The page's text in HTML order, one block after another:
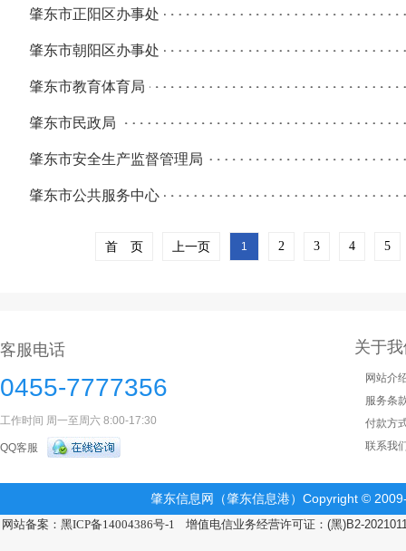
肇东市正阳区办事处
肇东市朝阳区办事处
肇东市教育体育局
肇东市民政局
肇东市安全生产监督管理局
肇东市公共服务中心
首 页 上一页 1 2 3 4 5
客服电话
0455-7777356
工作时间 周一至周六 8:00-17:30
QQ客服
关于
网站介
服务条
付款方
联系我
肇东信息网（肇东信息港）Copyright ©
网站备案：黑ICP备14004386号-1 增值电信业务经营许可证：(黑)B2-